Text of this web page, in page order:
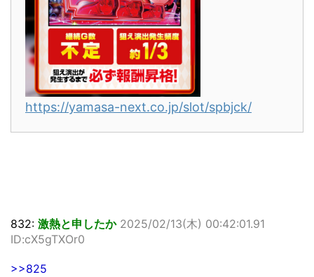
https://yamasa-next.co.jp/slot/spbjck/
832: 激熱と申したか 2025/02/13(木) 00:42:01.91
ID:cX5gTXOr0
>>825